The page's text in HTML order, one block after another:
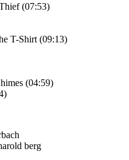
(07:53)
T-Shirt (09:13)
(04:59)
berg